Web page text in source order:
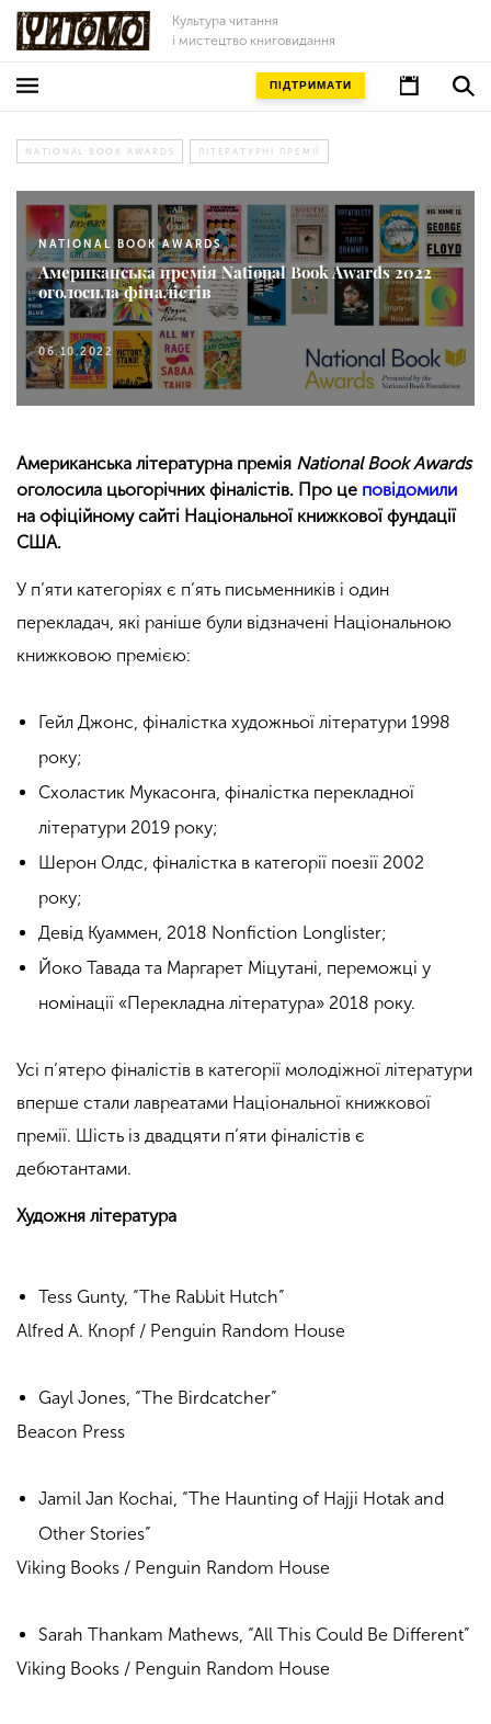
Культура читання
і мистецтво книговидання
ПІДТРИМАТИ
NATIONAL BOOK AWARDS ЛІТЕРАТУРНІ ПРЕМІЇ
NATIONAL BOOK AWARDS
Американська премія National Book Awards 2022
оголосила фіналістів
06.10.2022
Американська літературна премія National Book Awards
оголосила цьогорічних фіналістів. Про це повідомили
на офіційному сайті Національної книжкової фундації
США.
У п’яти категоріях є п’ять письменників і один
перекладач, які раніше були відзначені Національною
книжковою премією:
Гейл Джонс, фіналістка художньої літератури 1998
року;
Схоластик Мукасонга, фіналістка перекладної
літератури 2019 року;
Шерон Олдс, фіналістка в категорії поезії 2002
року;
Девід Куаммен, 2018 Nonfiction Longlister;
Йоко Тавада та Маргарет Міцутані, переможці у
номінації «Перекладна література» 2018 року.
Усі п’ятеро фіналістів в категорії молодіжної літератури
вперше стали лавреатами Національної книжкової
премії. Шість із двадцяти п’яти фіналістів є
дебютантами.
Художня література
Tess Gunty, “The Rabbit Hutch”
Alfred A. Knopf / Penguin Random House
Gayl Jones, “The Birdcatcher”
Beacon Press
Jamil Jan Kochai, “The Haunting of Hajji Hotak and
Other Stories”
Viking Books / Penguin Random House
Sarah Thankam Mathews, “All This Could Be Different”
Viking Books / Penguin Random House